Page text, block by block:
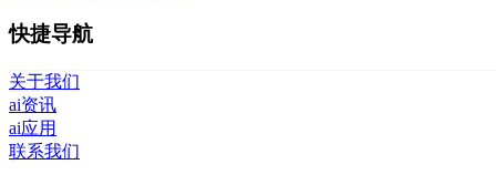
快捷导航
关于我们
ai资讯
ai应用
联系我们